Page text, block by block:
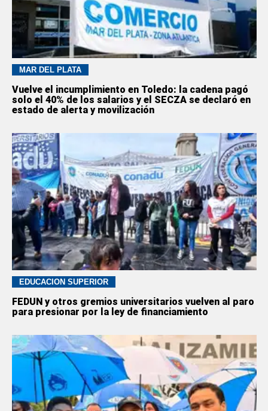
MAR DEL PLATA
Vuelve el incumplimiento en Toledo: la cadena pagó
solo el 40% de los salarios y el SECZA se declaró en
estado de alerta y movilización
EDUCACION SUPERIOR
FEDUN y otros gremios universitarios vuelven al paro
para presionar por la ley de financiamiento